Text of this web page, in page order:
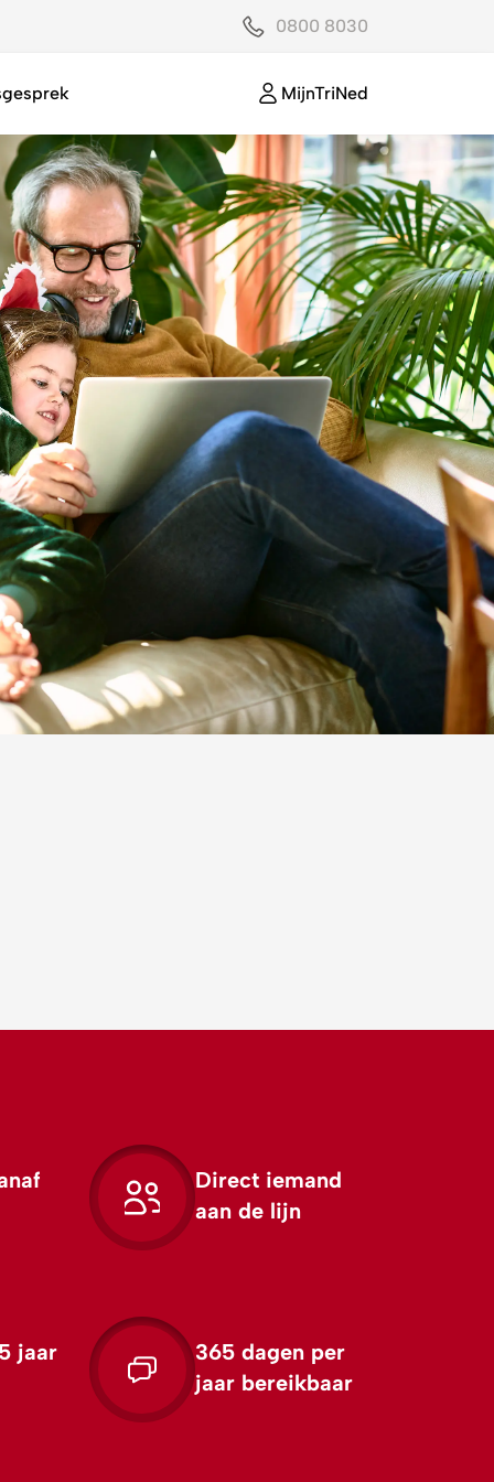
0800 8030
MijnTriNed
Direct iemand
aan de lijn
jaar
365 dagen per
jaar bereikbaar